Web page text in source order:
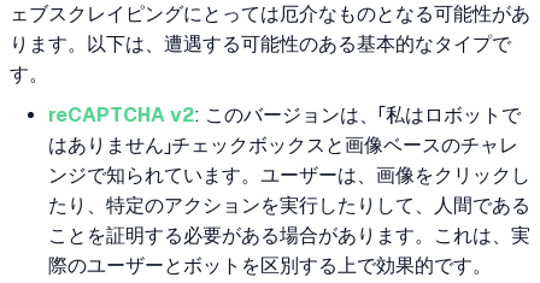
ェブスクレイピングにとっては厄介なものとなる可能性があ
ります。以下は、遭遇する可能性のある基本的なタイプで
す。
reCAPTCHA v2: このバージョンは、「私はロボットで
はありません」チェックボックスと画像ベースのチャレ
ンジで知られています。ユーザーは、画像をクリックし
たり、特定のアクションを実行したりして、人間である
ことを証明する必要がある場合があります。これは、実
際のユーザーとボットを区別する上で効果的です。